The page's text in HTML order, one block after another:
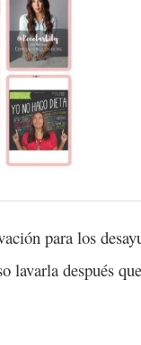
para los
lavarla después